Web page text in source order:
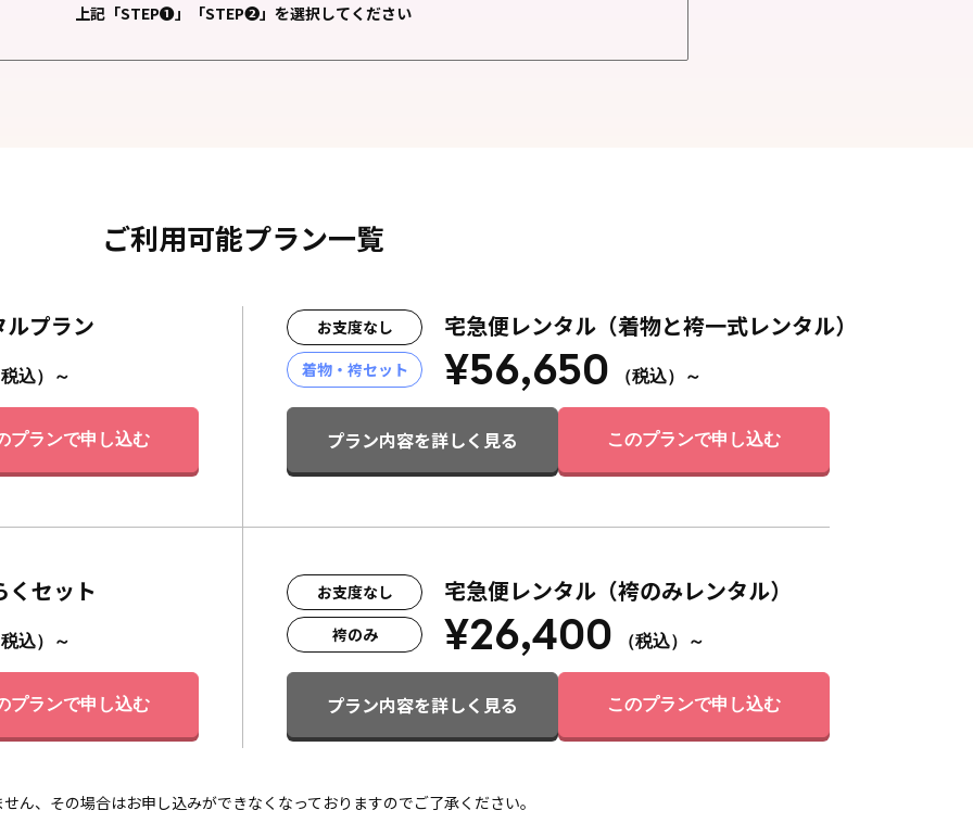
上記「STEP❶」「STEP❷」を選択してください
ご利用可能プラン一覧
ルプラン
込）～
プランで申し込む
お支度なし
着物・袴セット
宅急便レンタル（着物と袴一式レンタル）
¥56,650 （税込）～
プラン内容を詳しく見る このプランで申し込む
くセット
込）～
プランで申し込む
お支度なし
袴のみ
宅急便レンタル（袴のみレンタル）
¥26,400 （税込）～
プラン内容を詳しく見る このプランで申し込む
ん、その場合はお申し込みができなくなっておりますのでご了承ください。